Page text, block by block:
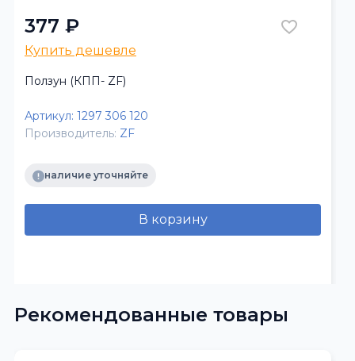
377 ₽
Купить дешевле
Ползун (КПП- ZF)
Артикул: 1297 306 120
Производитель: ZF
наличие уточняйте
В корзину
Рекомендованные товары